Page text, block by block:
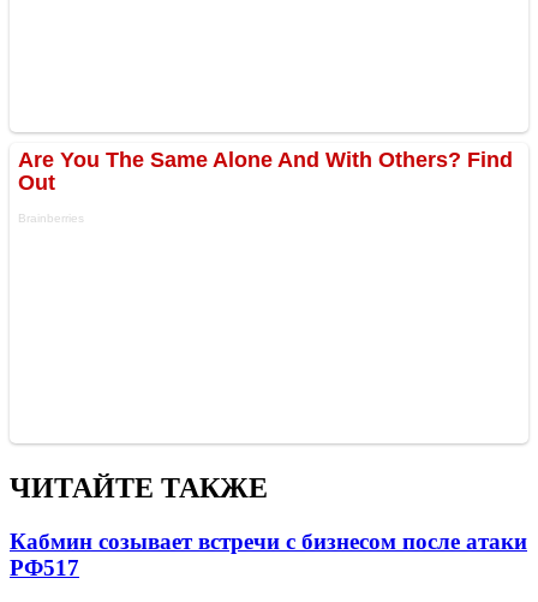
ЧИТАЙТЕ ТАКЖЕ
Кабмин созывает встречи с бизнесом после атаки
РФ517